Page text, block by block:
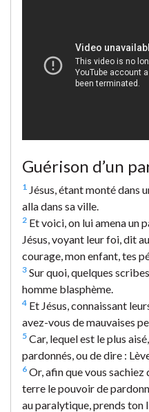
Guérison d’un
1 Jésus, étant monté dans
alla dans sa ville.
2 Et voici, on lui amena un
Jésus, voyant leur foi, dit
courage, mon enfant, tes
3 Sur quoi, quelques
homme blasphème.
4 Et Jésus, connaissant
avez-vous de mauvaises
5 Car, lequel est le plus
pardonnés, ou de dire :
6 Or, afin que vous sachiez
terre le pouvoir de
au paralytique, prends ton